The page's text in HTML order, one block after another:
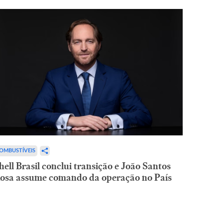
Brasil conclui transição e João Santos
assume comando da operação no País